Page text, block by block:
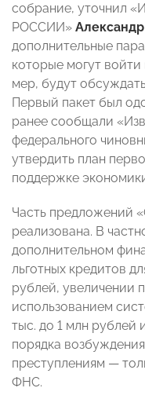
собрание, уточнил
РОССИИ»
дополнительные
которые могут
мер, будут
Первый пакет был
ранее сообщали
федерального
утвердить план
поддержке
Часть предложений «
реализована. В
дополнительном
льготных кредитов
рублей, увеличении
использованием
тыс. до 1 млн рублей
порядка
преступлениям —
ФНС.